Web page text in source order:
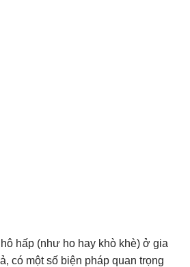
hấp (như ho hay khò khè) ở gia
có một số biện pháp quan trọng